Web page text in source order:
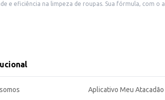
e eficiência na limpeza de roupas. Sua fórmula, com
Aplicativo Meu Atacadão